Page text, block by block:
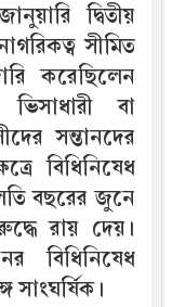
দ্বিতীয়
সীমিত
করেছিলেন
বা
সন্তানদের
বিধিনিষেধ
বছরের জুনে
রায় দেয়।
সাংঘর্ষিক।